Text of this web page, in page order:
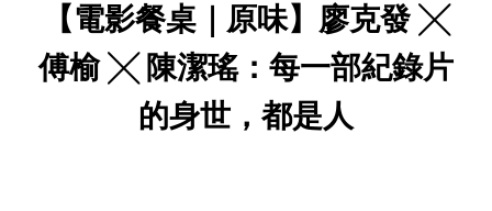
【電影餐桌｜原味】廖克發 ╳
傅榆 ╳ 陳潔瑤：每一部紀錄片
的身世，都是人